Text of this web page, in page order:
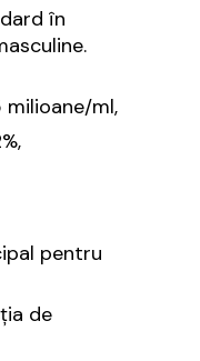
în
milioane/ml,
pentru
de